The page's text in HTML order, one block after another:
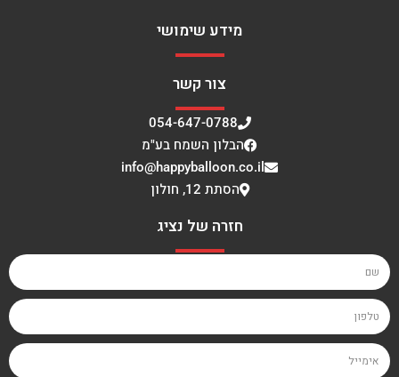
מידע שימושי
צור קשר
054-647-0788
הבלון השמח בע"מ
info@happyballoon.co.il
הסתת 12, חולון
חזרה של נציג